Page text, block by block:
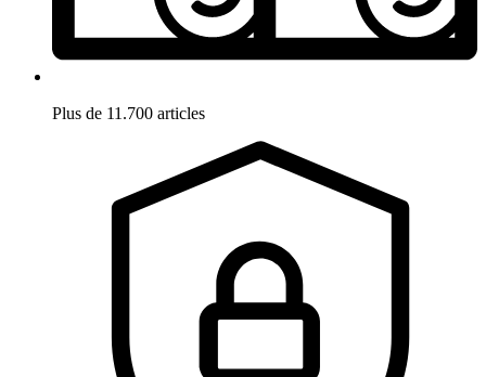
Plus de 11.700 articles